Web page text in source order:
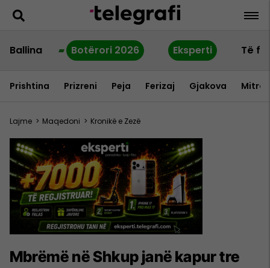
Ballina Botërori 2026 Eksperti Të
Prishtina Prizreni Peja Ferizaj Gjakova
Lajme > Maqedoni > Kronikë e Zezë
Mbrëmë në Shkup janë kapur tre